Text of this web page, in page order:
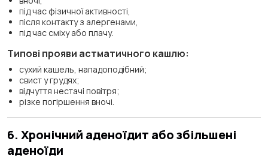
під час фізичної активності,
після контакту з алергенами,
під час сміху або плачу.
Типові прояви астматичного кашлю:
сухий кашель, нападоподібний;
свист у грудях;
відчуття нестачі повітря;
різке погіршення вночі.
6. Хронічний аденоїдит або збільшені
аденоїди